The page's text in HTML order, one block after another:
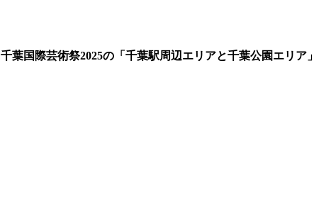
千葉国際芸術祭2025の「千葉駅周辺エリアと千葉公園エリア